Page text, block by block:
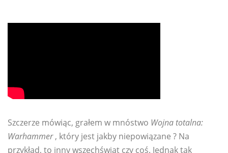
Szczerze mówiąc, grałem w mnóstwo Wojna totalna:
Warhammer, który jest jakby niepowiązane ? Na
przykład, to inny wszechświat czy coś. Jednak tak